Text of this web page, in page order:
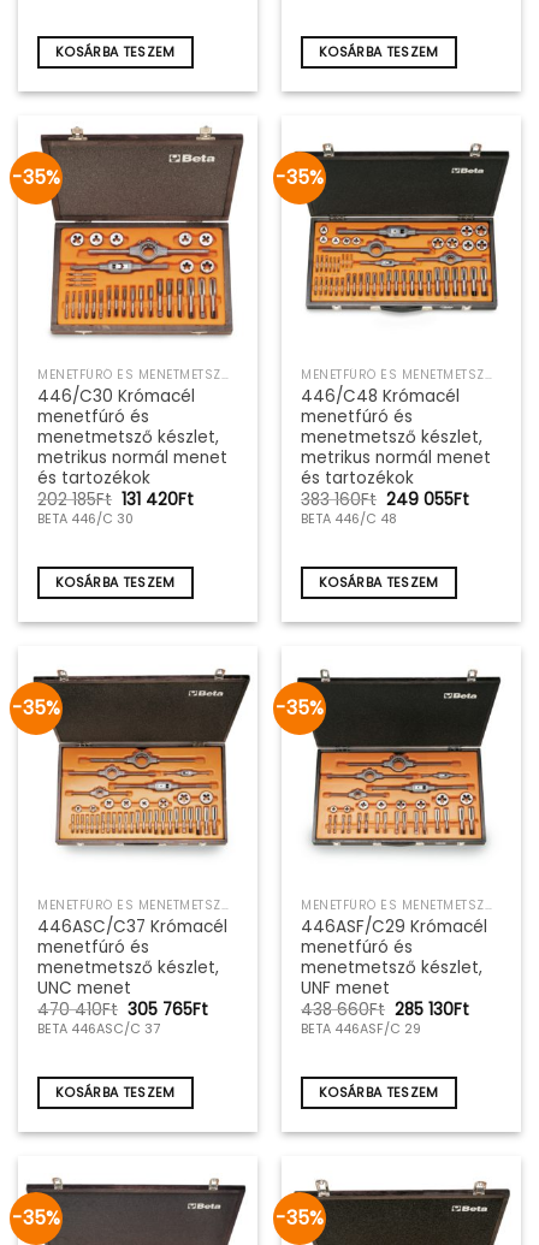
KOSÁRBA TESZEM KOSÁRBA TESZEM
-35%
MENETFÚRÓ ÉS MENETMETSZŐ SZERSZÁMKÉSZLET
446/C30 Krómacél
menetfúró és
menetmetsző készlet,
metrikus normál menet
és tartozékok
202 185Ft Original
price
was:
185Ft.
131 420FtCurrent
420Ft.
BETA 446/C 30
KOSÁRBA TESZEM
-35%
MENETFÚRÓ ÉS MENETMETSZŐ SZERSZÁMKÉSZLET
446/C48 Krómacél
menetfúró és
menetmetsző készlet,
metrikus normál menet
és tartozékok
383 160Ft Original
price
was:
160Ft.
249 055FtCurrent
BETA 446/C 48
KOSÁRBA TESZEM
-35%
MENETFÚRÓ ÉS MENETMETSZŐ SZERSZÁMKÉSZLET
446ASC/C37 Krómacél
menetfúró és
menetmetsző készlet,
UNC menet
470 410Ft Original
price
was:
410Ft.
305 765FtCurrent
BETA 446ASC/C 37
KOSÁRBA TESZEM
-35%
MENETFÚRÓ ÉS MENETMETSZŐ SZERSZÁMKÉSZLET
446ASF/C29 Krómacél
menetfúró és
menetmetsző készlet,
UNF menet
438 660Ft Original
price
was:
660Ft.
285 130FtCurrent
BETA 446ASF/C 29
KOSÁRBA TESZEM
-35% -35%